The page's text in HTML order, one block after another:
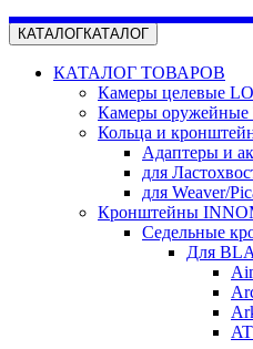
КАТАЛОГКАТАЛОГ
КАТАЛОГ ТОВАРОВ
Камеры целевые
Камеры
Кольца и
Адаптеры и
для
для Weaver/
Кронштейны
Седельные
Для